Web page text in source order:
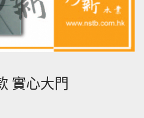
實心大門